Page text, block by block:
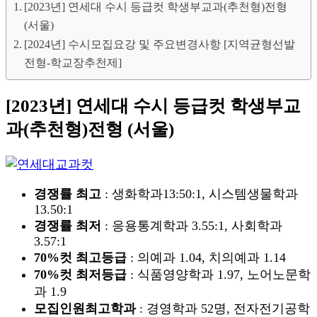
[2023년] 연세대 수시 등급컷 학생부교과(추천형)전형
(서울)
[2024년] 수시모집요강 및 주요변경사항 [지역균형선발
전형-학교장추천제]
[2023년] 연세대 수시 등급컷 학생부교
과(추천형)전형 (서울)
경쟁률 최고 : 생화학과13:50:1, 시스템생물학과
13.50:1
경쟁률 최저 : 응용통계학과 3.55:1, 사회학과
3.57:1
70%컷 최고등급 : 의예과 1.04, 치의예과 1.14
70%컷 최저등급 : 식품영양학과 1.97, 노어노문학
과 1.9
모집인원최고학과: 경영학과 52명, 전자전기공학